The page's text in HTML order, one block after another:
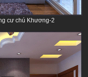
cư chú Khương-2